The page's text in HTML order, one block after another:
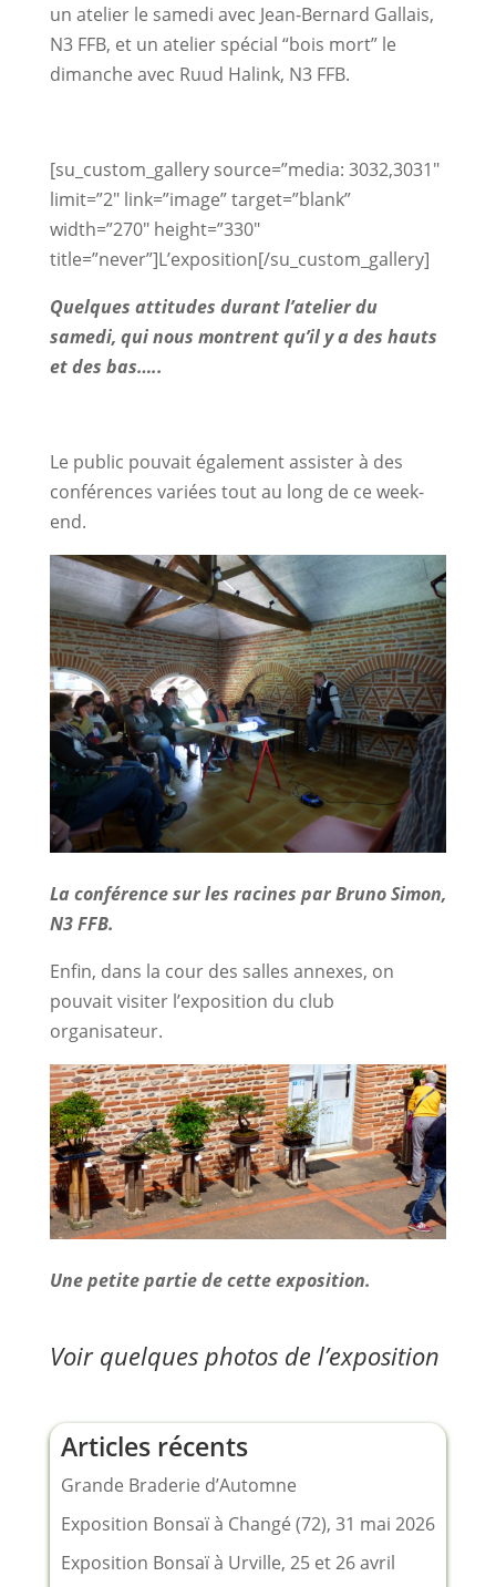
un atelier le samedi avec Jean-Bernard Gallais,
N3 FFB, et un atelier spécial “bois mort” le
dimanche avec Ruud Halink, N3 FFB.
[su_custom_gallery source=”media: 3032,3031″
limit=”2″ link=”image” target=”blank”
width=”270″ height=”330″
title=”never”]L’exposition[/su_custom_gallery]
Quelques attitudes durant l’atelier du
samedi, qui nous montrent qu’il y a des hauts
et des bas…..
Le public pouvait également assister à des
conférences variées tout au long de ce week-
end.
La conférence sur les racines par Bruno Simon,
N3 FFB.
Enfin, dans la cour des salles annexes, on
pouvait visiter l’exposition du club
organisateur.
Une petite partie de cette exposition.
Voir quelques photos de l’exposition
Articles récents
Grande Braderie d’Automne
Exposition Bonsaï à Changé (72), 31 mai 2026
Exposition Bonsaï à Urville, 25 et 26 avril